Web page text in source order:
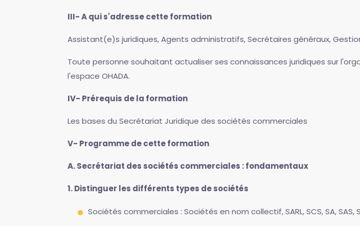
III- A qui s'adresse cette formation
Assistant(e)s juridiques, Agents administratifs, Secrétaires généraux,
Toute personne souhaitant actualiser ses connaissances juridiques sur
l'espace OHADA.
IV- Prérequis de la formation
Les bases du Secrétariat Juridique des sociétés commerciales
V- Programme de cette formation
A. Secrétariat des sociétés commerciales : fondamentaux
1. Distinguer les différents types de sociétés
Sociétés commerciales : Sociétés en nom collectif, SARL, SCS, SA, SAS,